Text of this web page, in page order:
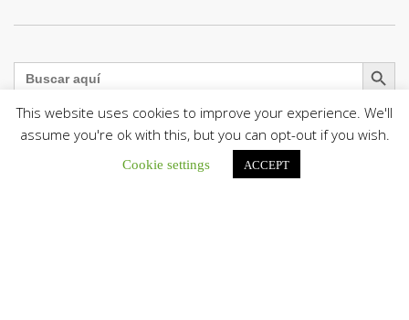
Buscar: Botón de
El Centro CEC realiza el 1° Encuentro Formativo de
This website uses cookies to improve your experience. We'll
assume you're ok with this, but you can opt-out if you wish.
Cookie settings ACCEPT